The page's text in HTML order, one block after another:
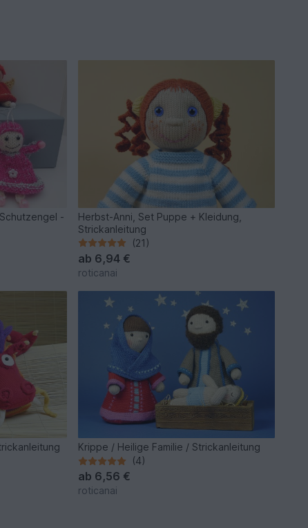
-
Herbst-Anni, Set Puppe + Kleidung,
Strickanleitung
(21)
ab 6,94 €
roticanai
Krippe / Heilige Familie / Strickanleitung
(4)
ab 6,56 €
roticanai